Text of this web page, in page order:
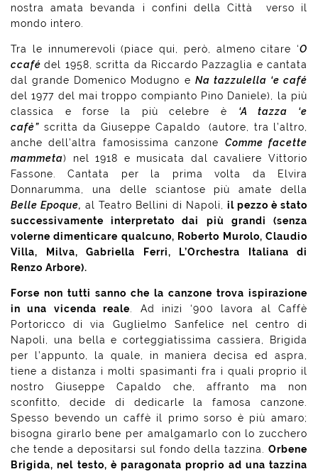
nostra amata bevanda i confini della Città verso il
mondo intero.
Tra le innumerevoli (piace qui, però, almeno citare ‘O
ccafédel 1958, scritta da Riccardo Pazzaglia e cantata
dal grande Domenico Modugno e Na tazzulella ‘e café
del 1977 del mai troppo compianto Pino Daniele), la più
classica e forse la più celebre è ‘A tazza ‘e
cafè” scritta da Giuseppe Capaldo (autore, tra l’altro,
anche dell’altra famosissima canzone Comme facette
mammeta) nel 1918 e musicata dal cavaliere Vittorio
Fassone. Cantata per la prima volta da Elvira
Donnarumma, una delle sciantose più amate della
Belle Epoque, al Teatro Bellini di Napoli, il pezzo è stato
successivamente interpretato dai più grandi (senza
volerne dimenticare qualcuno, Roberto Murolo, Claudio
Villa, Milva, Gabriella Ferri, L’Orchestra Italiana di
Renzo Arbore).
Forse non tutti sanno che la canzone trova ispirazione
in una vicenda reale. Ad inizi ‘900 lavora al Caffè
Portoricco di via Guglielmo Sanfelice nel centro di
Napoli, una bella e corteggiatissima cassiera, Brigida
per l’appunto, la quale, in maniera decisa ed aspra,
tiene a distanza i molti spasimanti fra i quali proprio il
nostro Giuseppe Capaldo che, affranto ma non
sconfitto, decide di dedicarle la famosa canzone.
Spesso bevendo un caffè il primo sorso è più amaro;
bisogna girarlo bene per amalgamarlo con lo zucchero
che tende a depositarsi sul fondo della tazzina. Orbene
Brigida, nel testo, è paragonata proprio ad una tazzina